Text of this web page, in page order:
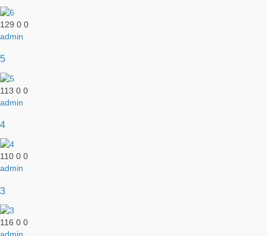
129 0 0
admin
5
113 0 0
admin
4
110 0 0
admin
3
116 0 0